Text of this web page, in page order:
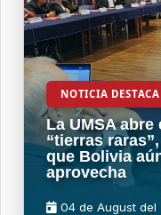
NOTICIA
La UMSA
“tierras
que Bolivia
aprovecha
04 de August del